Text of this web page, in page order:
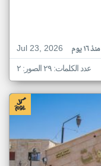
Jul 23, 2026
منذ ١٦ يوم
عدد الكلمات: ٢٩ الصور: ٢